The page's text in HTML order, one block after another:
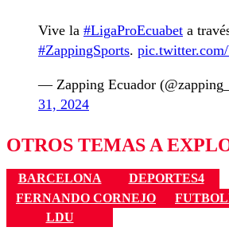
Vive la #LigaProEcuabet a
#ZappingSports.
— Zapping Ecuador
31, 2024
OTROS TEMAS A
BARCELONA
DEPORTES4
FERNANDO CORNEJO
LDU